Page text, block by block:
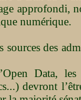
approfondi,
numérique.
sources des
Data, les
devront